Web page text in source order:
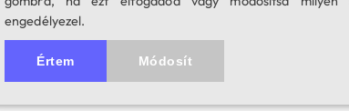
is megtekinthető.
engedélyezel.
Értem Módosít